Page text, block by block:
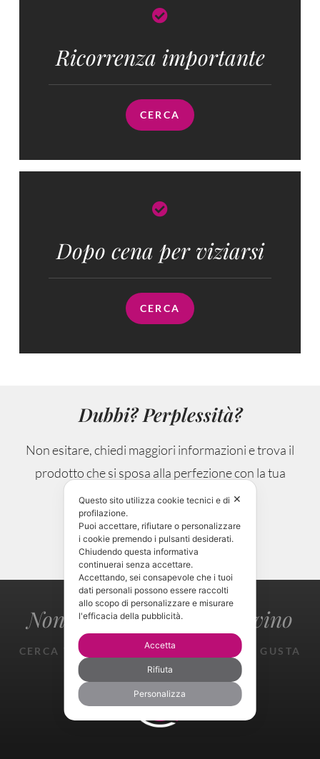
Ricorrenza importante
CERCA
Dopo cena per viziarsi
CERCA
Dubbi? Perplessità?
Non esitare, chiedi maggiori informazioni e trova il
prodotto che si sposa alla perfezione con la tua
occasione.
CONTATTAMI!
Non perderti il gusto del vino
CERCA TROVA ASSAGGIA SPERIMENTA GUSTA
GIOISCI
✕
Questo sito utilizza cookie tecnici e di
profilazione.
Puoi accettare, rifiutare o personalizzare
i cookie premendo i pulsanti desiderati.
Chiudendo questa informativa
continuerai senza accettare.
Accettando, sei consapevole che i tuoi
dati personali possono essere raccolti
allo scopo di personalizzare e misurare
l'efficacia della pubblicità.
Accetta
Rifiuta
Personalizza